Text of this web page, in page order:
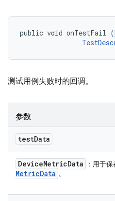
public void onTestFail (
测试用例失败时的回调。
参数
testData
DeviceMetricData ：用于
MetricData 。